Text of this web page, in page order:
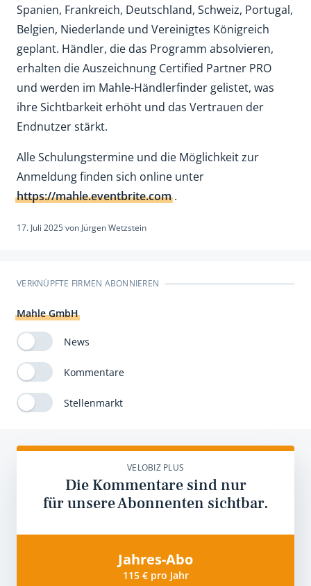
Spanien, Frankreich, Deutschland, Schweiz, Portugal,
Belgien, Niederlande und Vereinigtes Königreich
geplant. Händler, die das Programm absolvieren,
erhalten die Auszeichnung Certified Partner PRO
und werden im Mahle-Händlerfinder gelistet, was
ihre Sichtbarkeit erhöht und das Vertrauen der
Endnutzer stärkt.
Alle Schulungstermine und die Möglichkeit zur
Anmeldung finden sich online unter
https://mahle.eventbrite.com.
17. Juli 2025von Jürgen Wetzstein
VERKNÜPFTE FIRMEN ABONNIEREN
Mahle GmbH
News
Kommentare
Stellenmarkt
VELOBIZ PLUS
Die Kommentare sind nur
für unsere Abonnenten sichtbar.
Jahres-Abo
115 € pro Jahr